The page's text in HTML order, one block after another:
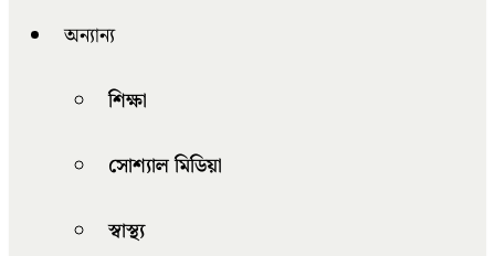
অন্যান্য
শিক্ষা
সোশ্যাল মিডিয়া
স্বাস্থ্য